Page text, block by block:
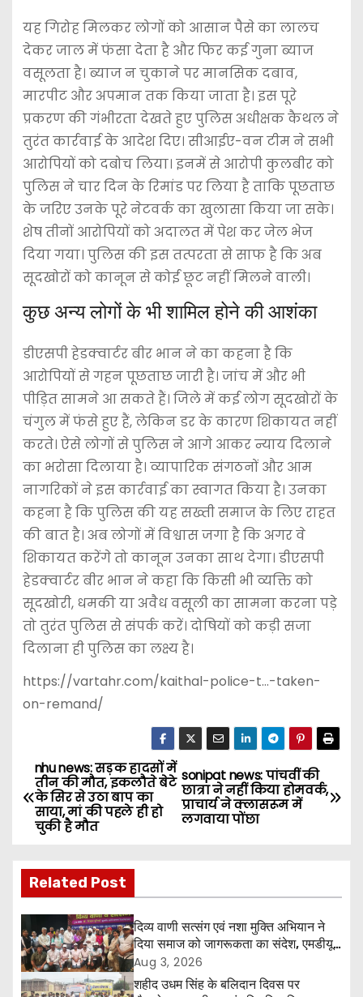
यह गिरोह मिलकर लोगों को आसान पैसे का लालच
देकर जाल में फंसा देता है और फिर कई गुना ब्याज
वसूलता है। ब्याज न चुकाने पर मानसिक दबाव,
मारपीट और अपमान तक किया जाता है। इस पूरे
प्रकरण की गंभीरता देखते हुए पुलिस अधीक्षक कैथल ने
तुरंत कार्रवाई के आदेश दिए। सीआईए-वन टीम ने सभी
आरोपियों को दबोच लिया। इनमें से आरोपी कुलबीर को
पुलिस ने चार दिन के रिमांड पर लिया है ताकि पूछताछ
के जरिए उनके पूरे नेटवर्क का खुलासा किया जा सके।
शेष तीनों आरोपियों को अदालत में पेश कर जेल भेज
दिया गया। पुलिस की इस तत्परता से साफ है कि अब
सूदखोरों को कानून से कोई छूट नहीं मिलने वाली।
कुछ अन्य लोगों के भी शामिल होने की आशंका
डीएसपी हेडक्वार्टर बीर भान ने का कहना है कि
आरोपियों से गहन पूछताछ जारी है। जांच में और भी
पीड़ित सामने आ सकते हैं। जिले में कई लोग सूदखोरों के
चंगुल में फंसे हुए हैं, लेकिन डर के कारण शिकायत नहीं
करते। ऐसे लोगों से पुलिस ने आगे आकर न्याय दिलाने
का भरोसा दिलाया है। व्यापारिक संगठनों और आम
नागरिकों ने इस कार्रवाई का स्वागत किया है। उनका
कहना है कि पुलिस की यह सख्ती समाज के लिए राहत
की बात है। अब लोगों में विश्वास जगा है कि अगर वे
शिकायत करेंगे तो कानून उनका साथ देगा। डीएसपी
हेडक्वार्टर बीर भान ने कहा कि किसी भी व्यक्ति को
सूदखोरी, धमकी या अवैध वसूली का सामना करना पड़े
तो तुरंत पुलिस से संपर्क करें। दोषियों को कड़ी सजा
दिलाना ही पुलिस का लक्ष्य है।
https://vartahr.com/kaithal-police-t…-taken-
on-remand/
P
o
t
n
a
v
sonipat news: पांचवीं की
छात्रा ने नहीं किया होमवर्क,
प्राचार्य ने क्लासरूम में
लगवाया पोंछा
nhu news: सड़क हादसों में
तीन की मौत, इकलौते बेटे
के सिर से उठा बाप का
साया, मां की पहले ही हो
चुकी है मौत
Related Post
दिव्य वाणी सत्संग एवं नशा मुक्ति अभियान ने
दिया समाज को जागरूकता का संदेश, एमडीयू
रोहतक में हजारों लोगों ने लिया संकल्प
Aug 3, 2026
शहीद उधम सिंह के बलिदान दिवस पर